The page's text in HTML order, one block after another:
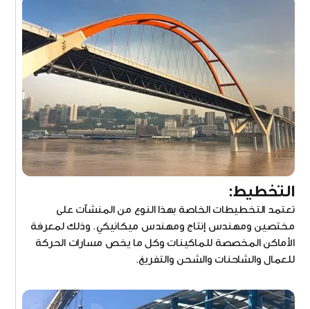
التخطيط:
تعتمد التخطيطات الخاصة بهذا النوع من المنشآت على
مختصين ومهندس إنتاج ومهندس ميكانيكي. وذلك لمعرفة
الأماكن المخصصة للماكينات وكل ما يخص مسارات الحركة
للعمال والشاحنات والشحن والتفريغ.